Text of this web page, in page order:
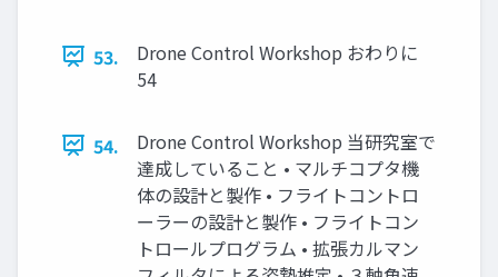
53.
Drone Control Workshop おわりに
54
54.
Drone Control Workshop 当研究室で
達成していること • マルチコプタ機
体の設計と製作 • フライトコントロ
ーラーの設計と製作 • フライトコン
トロールプログラム • 拡張カルマン